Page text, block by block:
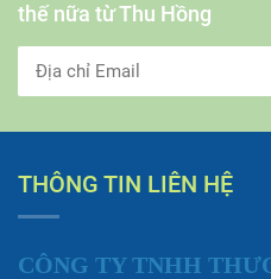
thế nữa từ Thu Hồng
THÔNG TIN LIÊN HỆ
CÔNG TY TNHH